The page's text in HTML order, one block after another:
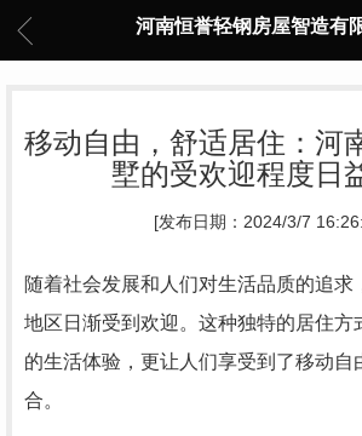
河南恒誉轻钢房屋智造有
移动自由，舒适居住：河
墅的受欢迎程度日
[发布日期：2024/3/7
随着社会发展和人们对生活品质的追求
地区日渐受到欢迎。这种独特的居住方
的生活体验，更让人们享受到了移动自
合。